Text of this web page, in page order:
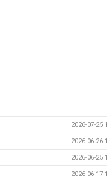
2026-07-25
2026-06-26
2026-06-25
2026-06-17